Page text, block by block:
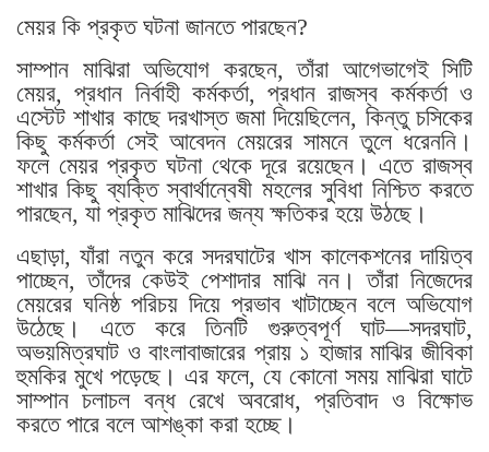
মেয়র কি প্রকৃত ঘটনা জানতে পারছেন?
সাম্পান মাঝিরা অভিযোগ করছেন, তাঁরা আগেভাগেই সিটি
মেয়র, প্রধান নির্বাহী কর্মকর্তা, প্রধান রাজস্ব কর্মকর্তা ও
এস্টেট শাখার কাছে দরখাস্ত জমা দিয়েছিলেন, কিন্তু চসিকের
কিছু কর্মকর্তা সেই আবেদন মেয়রের সামনে তুলে ধরেননি।
ফলে মেয়র প্রকৃত ঘটনা থেকে দূরে রয়েছেন। এতে রাজস্ব
শাখার কিছু ব্যক্তি স্বার্থান্বেষী মহলের সুবিধা নিশ্চিত করতে
পারছেন, যা প্রকৃত মাঝিদের জন্য ক্ষতিকর হয়ে উঠছে।
এছাড়া, যাঁরা নতুন করে সদরঘাটের খাস কালেকশনের দায়িত্ব
পাচ্ছেন, তাঁদের কেউই পেশাদার মাঝি নন। তাঁরা নিজেদের
মেয়রের ঘনিষ্ঠ পরিচয় দিয়ে প্রভাব খাটাচ্ছেন বলে অভিযোগ
উঠেছে। এতে করে তিনটি গুরুত্বপূর্ণ ঘাট—সদরঘাট,
অভয়মিত্রঘাট ও বাংলাবাজারের প্রায় ১ হাজার মাঝির জীবিকা
হুমকির মুখে পড়েছে। এর ফলে, যে কোনো সময় মাঝিরা ঘাটে
সাম্পান চলাচল বন্ধ রেখে অবরোধ, প্রতিবাদ ও বিক্ষোভ
করতে পারে বলে আশঙ্কা করা হচ্ছে।